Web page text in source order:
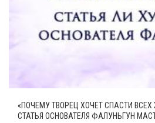
«ПОЧЕМУ ТВОРЕЦ ХОЧЕТ СПАСТИ
СТАТЬЯ ОСНОВАТЕЛЯ ФАЛУНЬГУН